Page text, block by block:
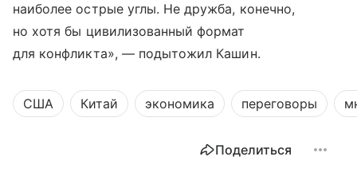
наиболее острые углы. Не дружба, конечно,
но хотя бы цивилизованный формат
для конфликта», — подытожил Кашин.
США Китай экономика переговоры
Поделиться